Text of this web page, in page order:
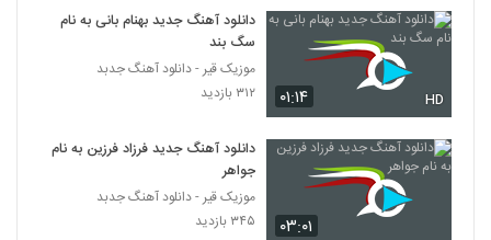
مهدی واحدی آهنگ جدایی
370
مهران احساس آهنگ عید امسال
Mehrab Azizi Pelke Shab
۰۱:۱۴ HD
دانلود آهنگ جدید بهنام بانی به نام
سگ بند
موزیک قیر - دانلود آهنگ جدبد
۳۱۲ بازدید
۰۳:۰۱
دانلود آهنگ جدید فرزاد فرزین به نام
جواهر
موزیک قیر - دانلود آهنگ جدبد
۳۴۵ بازدید